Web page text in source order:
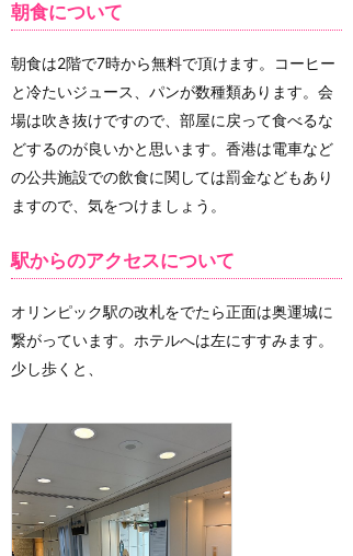
朝食について
朝食は2階で7時から無料で頂けます。コーヒー
と冷たいジュース、パンが数種類あります。会
場は吹き抜けですので、部屋に戻って食べるな
どするのが良いかと思います。香港は電車など
の公共施設での飲食に関しては罰金などもあり
ますので、気をつけましょう。
駅からのアクセスについて
オリンピック駅の改札をでたら正面は奥運城に
繋がっています。ホテルへは左にすすみます。
少し歩くと、